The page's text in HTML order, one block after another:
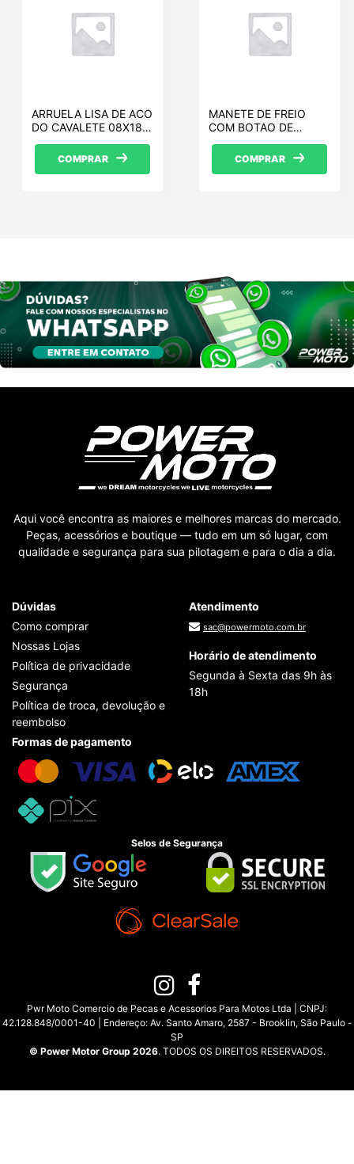
ARRUELA LISA DE ACO
DO CAVALETE 08X18
COMPRAR
MANETE DE FREIO
COM BOTAO DE
PILOTOCOMPRAR
Aqui você encontra as maiores e melhores marcas do mercado.
Peças, acessórios e boutique — tudo em um só lugar, com
qualidade e segurança para sua pilotagem e para o dia a dia.
Dúvidas
Como comprar
Nossas Lojas
Política de privacidade
Segurança
Política de troca, devolução e
reembolso
Atendimento
sac@powermoto.com.br
Horário de atendimento
Segunda à Sexta das 9h às
18h
Formas de pagamento
Selos de Segurança
Pwr Moto Comercio de Pecas e Acessorios Para Motos Ltda | CNPJ:
42.128.848/0001-40 | Endereço: Av. Santo Amaro, 2587 - Brooklin, São Paulo -
SP
© Power Motor Group 2026. TODOS OS DIREITOS RESERVADOS.